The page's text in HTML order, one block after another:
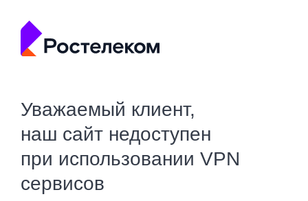
Уважаемый клиент,
наш сайт недоступен
при использовании VPN
сервисов